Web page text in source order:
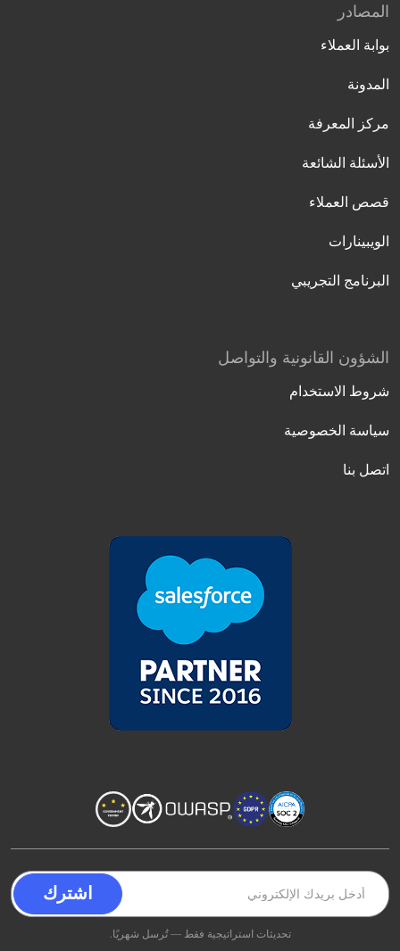
المصادر
بوابة العملاء
المدونة
مركز المعرفة
الأسئلة الشائعة
قصص العملاء
الويبينارات
البرنامج التجريبي
الشؤون القانونية والتواصل
شروط الاستخدام
سياسة الخصوصية
اتصل بنا
تحديثات استراتيجية فقط — تُرسل شهريًا.